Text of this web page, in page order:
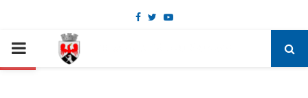
Deschide bara de unelte
Facebook
TwitterYoutube
PRIMARY